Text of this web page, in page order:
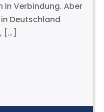
in Verbindung. Aber
Deutschland
[…]